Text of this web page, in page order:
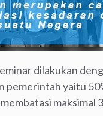
dilakukan
yaitu
maksimal